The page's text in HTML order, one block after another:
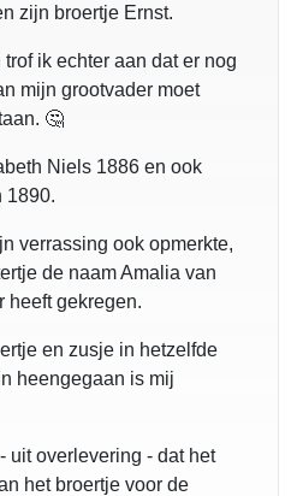
zijn broertje Ernst.
trof ik echter aan dat er nog
mijn grootvader moet
🤔
Niels 1886 en ook
1890.
verrassing ook opmerkte,
de naam Amalia van
heeft gekregen.
en zusje in hetzelfde
heengegaan is mij
uit overlevering - dat het
het broertje voor de